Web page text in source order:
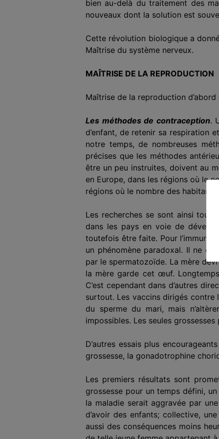
bien au-delà du traitement des
nouveaux dont la solution est
Cette révolution biologique a
Maîtrise du système nerveux.
MAÎTRISE DE LA REPRODUCTION
Maîtrise de la reproduction
Les méthodes de contraception.
d’enfant, de retenir sa respiration
notre temps, de nombreuses
précises que les méthodes
être un peu instruites, doivent au
en Europe, dans les régions où le
régions où le nombre des habitants
Les recherches se sont ainsi tout
dans les pays en voie de
toutefois être faite. Pour
un phénomène paradoxal. Il ne
par le spermatozoïde. La mère
la mère garde cet œuf.
C’est cependant dans d’autres
surtout. Les vaccins dirigés contre
du sperme du mari, mais
impossibles. Les seules
D’autres essais plus
grossesse, la gonadotrophine
Les premiers résultats sont
grossesse pour un temps défini,
la maladie serait aggravée par
d’avoir des enfants; collective,
aussi des conséquences moins